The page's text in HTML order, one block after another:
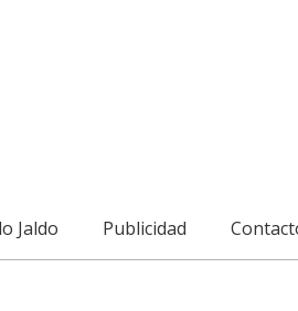
Jaldo Publicidad